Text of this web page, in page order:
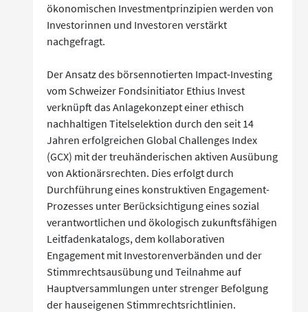
ökonomischen Investmentprinzipien werden von
Investorinnen und Investoren verstärkt
nachgefragt.
Der Ansatz des börsennotierten Impact-Investing
vom Schweizer Fondsinitiator Ethius Invest
verknüpft das Anlagekonzept einer ethisch
nachhaltigen Titelselektion durch den seit 14
Jahren erfolgreichen Global Challenges Index
(GCX) mit der treuhänderischen aktiven Ausübung
von Aktionärsrechten. Dies erfolgt durch
Durchführung eines konstruktiven Engagement-
Prozesses unter Berücksichtigung eines sozial
verantwortlichen und ökologisch zukunftsfähigen
Leitfadenkatalogs, dem kollaborativen
Engagement mit Investorenverbänden und der
Stimmrechtsausübung und Teilnahme auf
Hauptversammlungen unter strenger Befolgung
der hauseigenen Stimmrechtsrichtlinien.